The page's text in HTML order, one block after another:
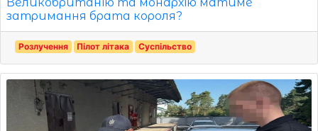
затримання брата короля?
Розлучення Пілот літака Суспільство